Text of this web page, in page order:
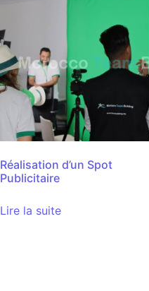
Réalisation d’un Spot
Publicitaire
Lire la suite